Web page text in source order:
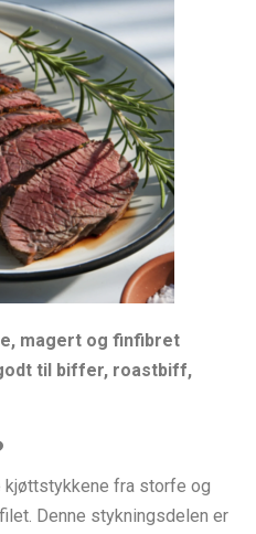
magert og finfibret
til biffer, roastbiff,
kjøttstykkene fra storfe og
Denne stykningsdelen er